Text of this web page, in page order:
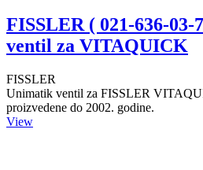
FISSLER ( 021-636-03-
ventil za VITAQUICK
FISSLER
Unimatik ventil za FISSLER
proizvedene do 2002. godine.
View